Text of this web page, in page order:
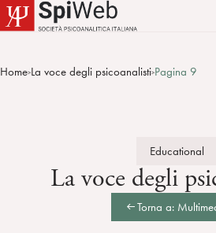
Home>La voce degli psicoanalisti>Pagina 9
Torna a:
La voce degli
Educational